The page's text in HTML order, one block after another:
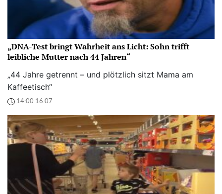
„DNA-Test bringt Wahrheit ans Licht: Sohn trifft
leibliche Mutter nach 44 Jahren“
„44 Jahre getrennt – und plötzlich sitzt Mama am
Kaffeetisch“
14:00 16.07